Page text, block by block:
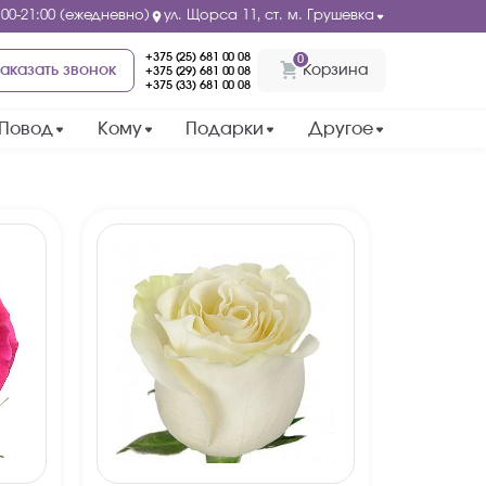
21:00 (ежедневно) ул. Щорса 11, ст. м. Грушевка
звонок
+375 (25) 681 00 08
+375 (29) 681 00 08
+375 (33) 681 00 08
0
Корзина
Повод Кому Подарки Другое